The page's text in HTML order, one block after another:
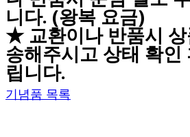
니다. (왕복 요금)
★ 교환이나 반품시
송해주시고 상태 확인
립니다.
기념품 목록